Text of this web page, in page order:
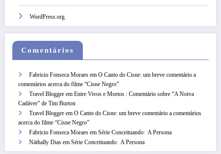
WordPress.org
Comentários
Fabricio Fonseca Moraes em O Canto do Cisne: um breve comentário a
comentários acerca do filme “Cisne Negro”
Travel Blogger em Entre Vivos e Mortos : Comentário sobre “A Noiva
Cadáver” de Tim Burton
Travel Blogger em O Canto do Cisne: um breve comentário a comentários
acerca do filme “Cisne Negro”
Fabricio Fonseca Moraes em Série Conceituando: A Persona
Náthally Dias em Série Conceituando: A Persona